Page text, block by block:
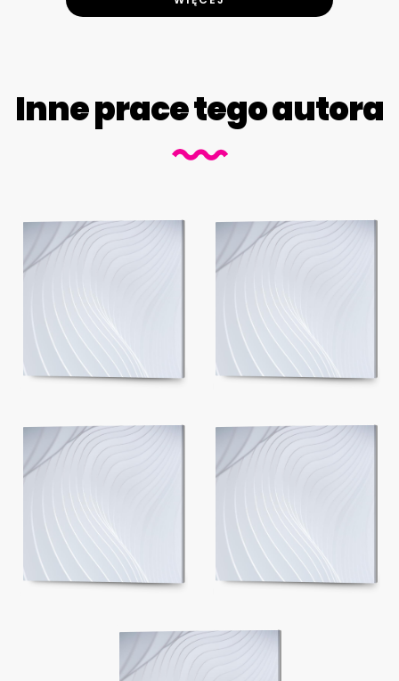
Inne prace tego autora